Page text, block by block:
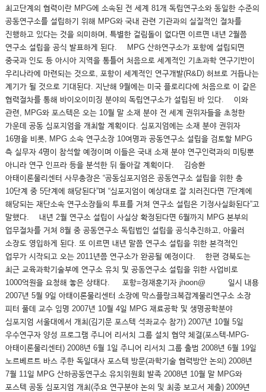
최고단계의 협력이란 MPG에 소속된 전 세계 81개 독립연구소와 동일한 수준의
공동연구소를 설립하기 위해 MPG와 국내 관련 기관과의 실질적인 절차를
진행하고 있다는 것을 의미하며, 특별한 걸림돌이 없다면 이르면 내년 2월쯤
연구소 설립을 공식 발표하게 된다. MPG 산하연구소가 포항에 설립되면
중국과 인도 등 아시아 지역을 통틀어 처음으로 세계적인 기초과학 연구기반이
우리나라에 마련되는 것으로, 포항이 세계적인 연구개발(R&D) 허브로 거듭나는
계기가 될 것으로 기대된다. 지난해 9월에는 미국 플로리다에 처음으로 이 같은
협력절차를 통해 바이오이미징 분야의 독립연구소가 설립된 바 있다. 이와
관련, MPG와 포스텍은 오는 10월 말 소재 분야 전 세계 권위자들을 초청한
가운데 공동 심포지엄을 개최할 계획이다. 심포지엄에는 소재 분야 권위자
16명을 비롯, MPG 소속 연구소장 10여명과 공동연구소 설립을 검토할 MPG
측 실무자 4명이 참석할 예정이며 이들은 국내 소재 분야 연구인력과의 미팅뿐
아니라 연구 인프라 등을 분석한 뒤 돌아갈 계획이다. 김승환
아태이론물리센터 사무총장은 “공동심포지엄은 공동연구소 설립을 위한 총
10단계 중 5단계에 해당된다”며 “심포지엄이 예상대로 잘 치러진다면 7단계에
해당되는 재단소속 연구소장들의 투표를 거쳐 연구소 설립은 기정사실화된다”고
말했다. 내년 2월 연구소 설립이 사실상 확정된다면 6월까지 MPG 본부의
업무절차를 거쳐 8월 중 공동연구소 독립법인 설립을 공식추진하고, 아울러
소장도 영입하게 된다. 또 이르면 내년 말쯤 연구소 설립을 위한 본격적인
업무가 시작되고 오는 2011년쯤 연구소가 완공될 예정이다. 한편 경북도는
최근 교육과학기술부에 연구소 유치 및 공동연구소 설립을 위한 사업비로
1000억원을 요청해 놓은 상태다. 포항=정재훈기자 jhoon@ 일시 내용
2007년 5월 9일 아태이론물리센터 소장에 막스플랑크복잡계물리연구소 소장
피터 풀데 교수 임명 2007년 10월 4일 MPG 재료공학 및 생명공학분야
심포지엄 서울대에서 개최(김기문 포스텍 석좌교수 참가) 2007년 10월 5일
우수연구자 양성 프로그램 주니어 리서치 그룹 설치 협약 체결(포스텍-MPG-
아태이론물리센터) 2008년 6월 1일 주니어 리서치 그룹 출범 2008년 6월 19일
노르베르트 바스 주한 독일대사 포스텍 방문(과학기술 협력방안 논의) 2008년
7월 11일 MPG 산하공동연구소 유치위원회 발족 2008년 10월 말 MPG와
포스텍 공동 심포지엄 개최(주요 연구분야 논의 및 최종 보고서 제출) 2009년